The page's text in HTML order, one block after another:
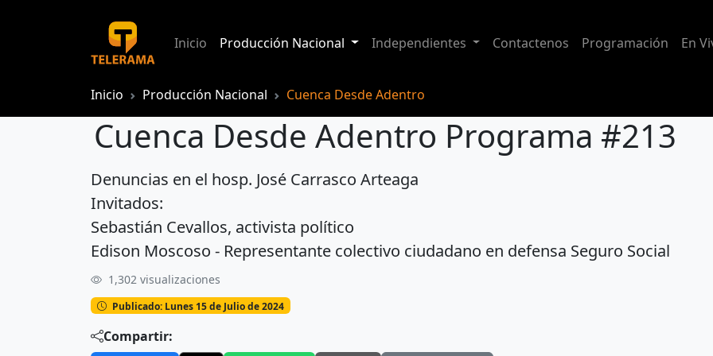
Inicio Producción Nacional Independientes Contactenos Programación En
Inicio Producción Nacional Cuenca Desde Adentro
Cuenca Desde Adentro Programa #213
Cuenca Desde Adentro Programa #213
Denuncias en el hosp. José Carrasco Arteaga
Invitados:
Sebastián Cevallos, activista político
Edison Moscoso - Representante colectivo ciudadano en defensa Seguro Social
1,302 visualizaciones
Publicado: Lunes 15 de Julio de 2024
Compartir: